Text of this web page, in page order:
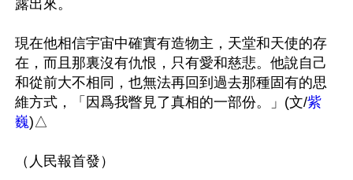
露出來。
現在他相信宇宙中確實有造物主，天堂和天使的存
在，而且那裏沒有仇恨，只有愛和慈悲。他說自己
和從前大不相同，也無法再回到過去那種固有的思
維方式，「因爲我瞥見了真相的一部份。」(文/紫
巍)△